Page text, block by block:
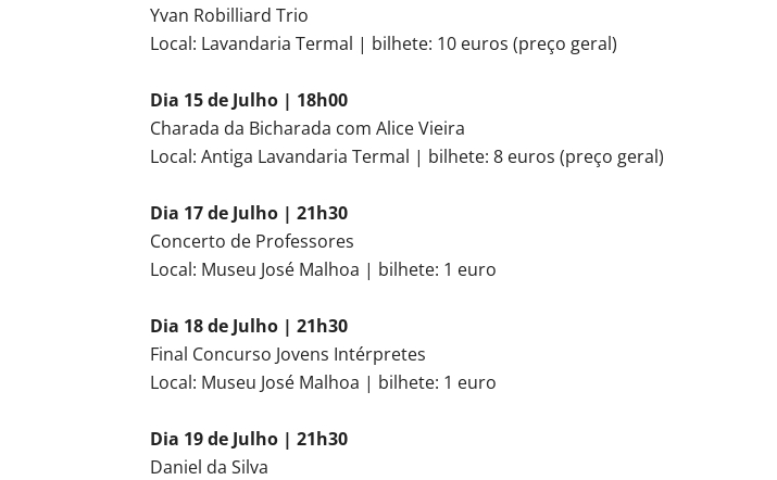
Yvan Robilliard Trio
Local: Lavandaria Termal | bilhete: 10 euros (preço geral)
Dia 15 de Julho | 18h00
Charada da Bicharada com Alice Vieira
Local: Antiga Lavandaria Termal | bilhete: 8 euros (preço geral)
Dia 17 de Julho | 21h30
Concerto de Professores
Local: Museu José Malhoa | bilhete: 1 euro
Dia 18 de Julho | 21h30
Final Concurso Jovens Intérpretes
Local: Museu José Malhoa | bilhete: 1 euro
Dia 19 de Julho | 21h30
Daniel da Silva